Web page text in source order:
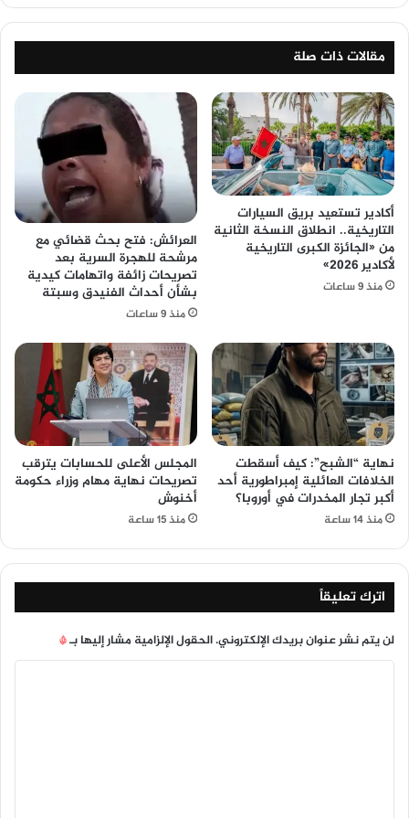
مقالات ذات صلة
أكادير تستعيد بريق السيارات
التاريخية.. انطلاق النسخة الثانية
من «الجائزة الكبرى التاريخية
لأكادير 2026»
منذ 9 ساعات
العرائش: فتح بحث قضائي مع
مرشحة للهجرة السرية بعد
تصريحات زائفة واتهامات كيدية
بشأن أحداث الفنيدق وسبتة
منذ 9 ساعات
نهاية “الشبح”: كيف أسقطت
الخلافات العائلية إمبراطورية أحد
أكبر تجار المخدرات في أوروبا؟
منذ 14 ساعة
المجلس الأعلى للحسابات يترقب
تصريحات نهاية مهام وزراء حكومة
أخنوش
منذ 15 ساعة
اترك تعليقاً
لن يتم نشر عنوان بريدك الإلكتروني.الحقول الإلزامية مشار إليها بـ*